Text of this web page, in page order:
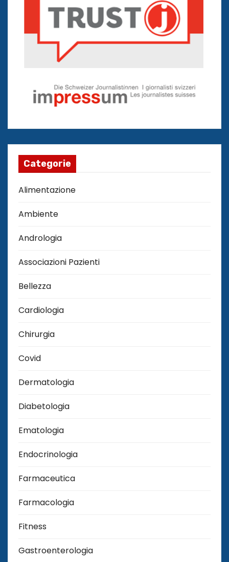
Categorie
Alimentazione
Ambiente
Andrologia
Associazioni Pazienti
Bellezza
Cardiologia
Chirurgia
Covid
Dermatologia
Diabetologia
Ematologia
Endocrinologia
Farmaceutica
Farmacologia
Fitness
Gastroenterologia